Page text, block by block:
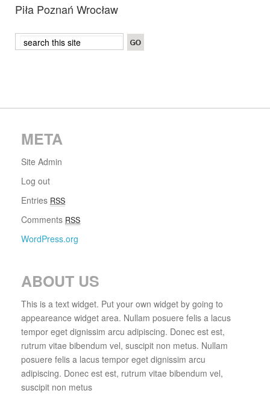
Piła Poznań Wrocław
META
Site Admin
Log out
Entries RSS
Comments RSS
WordPress.org
ABOUT US
This is a text widget. Put your own widget by going to
appeareance widget area. Nullam posuere felis a lacus
tempor eget dignissim arcu adipiscing. Donec est est,
rutrum vitae bibendum vel, suscipit non metus. Nullam
posuere felis a lacus tempor eget dignissim arcu
adipiscing. Donec est est, rutrum vitae bibendum vel,
suscipit non metus